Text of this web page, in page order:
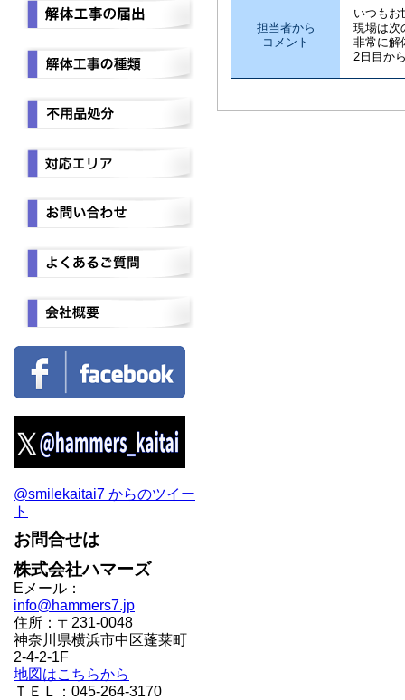
担当者から
コメント
いつもお
現場は次
非常に解
2日目か
@smilekaitai7 からのツイー
ト
お問合せは
株式会社ハマーズ
Eメール：
info@hammers7.jp
住所：〒231-0048
神奈川県横浜市中区蓬莱町
2-4-2-1F
地図はこちらから
ＴＥＬ：045-264-3170